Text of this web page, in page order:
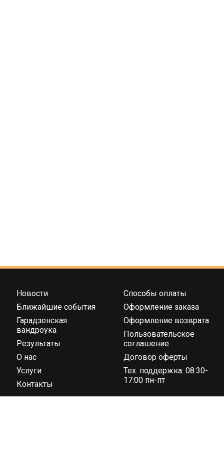
Новости
Ближайшие события
Гарадзенская
вандроука
Результаты
О нас
Услуги
Контакты
Способы оплаты
Оформление заказа
Оформление возврата
Пользовательское
соглашение
Договор оферты
Тех. поддержка: 08:30-
17:00 пн-пт